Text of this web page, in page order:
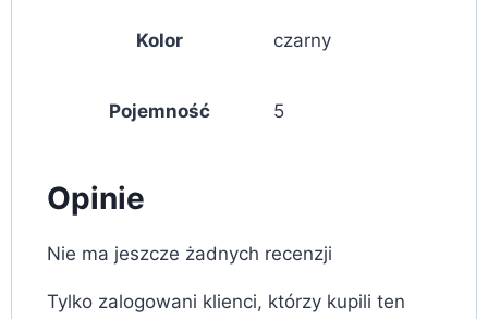
Kolor czarny
Pojemność 5
Opinie
Nie ma jeszcze żadnych recenzji
Tylko zalogowani klienci, którzy kupili ten